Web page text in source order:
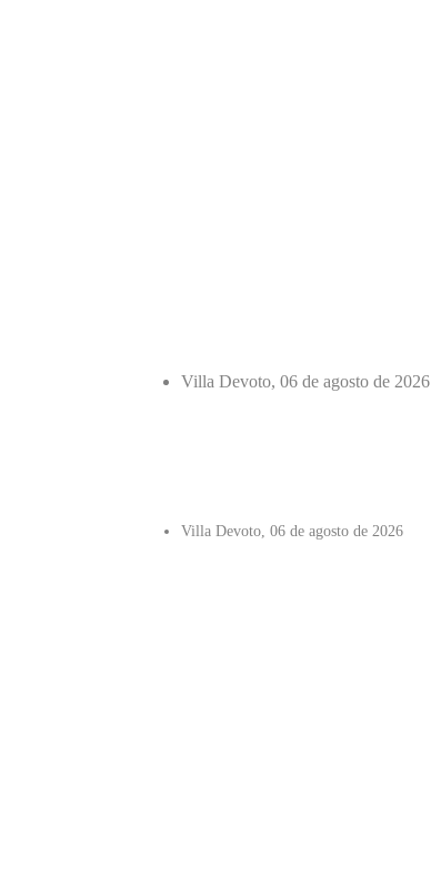
Villa Devoto, 06 de agosto de 2026
Villa Devoto, 06 de agosto de 2026